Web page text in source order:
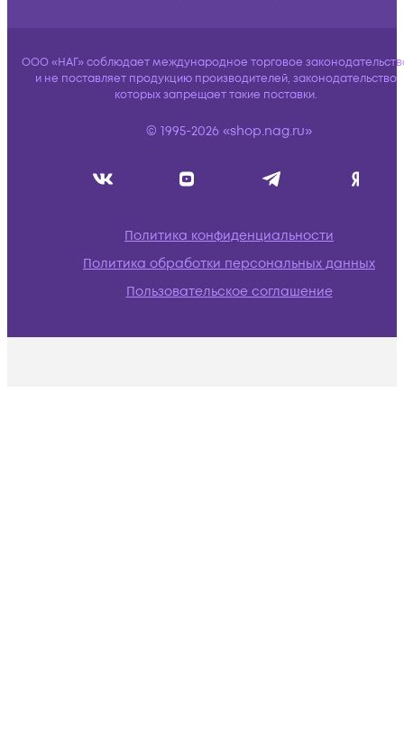
ООО «НАГ» соблюдает международное торговое
и не поставляет продукцию производителей, законодательство
которых запрещает такие поставки.
© 1995-2026 «shop.nag.ru»
Политика конфиденциальности
Политика обработки персональных данных
Пользовательское соглашение